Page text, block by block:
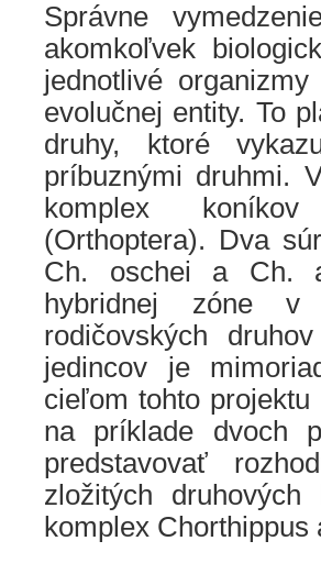
Správne
akomkoľvek
jednotlivé
evolučnej entity. To
druhy, ktoré
príbuznými druhmi.
komplex koníkov
(Orthoptera). Dva
Ch. oschei a Ch.
hybridnej zóne v
rodičovských
jedincov je
cieľom tohto
na príklade dvoch
predstavovať
zložitých
komplex Chorthippus